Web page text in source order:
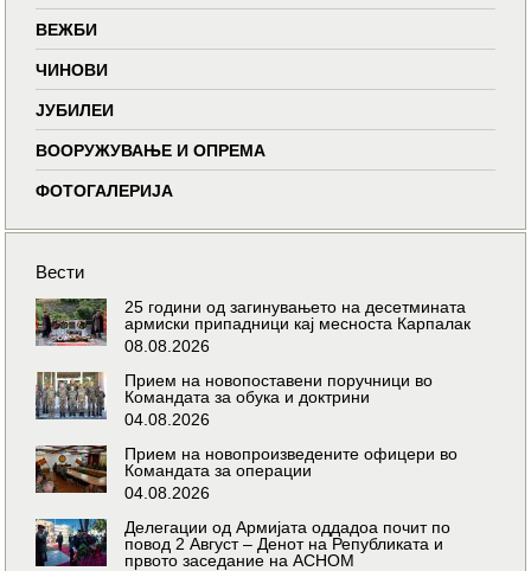
ВЕЖБИ
ЧИНОВИ
ЈУБИЛЕИ
ВООРУЖУВАЊЕ И ОПРЕМА
ФОТОГАЛЕРИЈА
Вести
25 години од загинувањето на десетмината
армиски припадници кај месноста Карпалак
08.08.2026
Прием на новопоставени поручници во
Командата за обука и доктрини
04.08.2026
Прием на новопроизведените офицери во
Командата за операции
04.08.2026
Делегации од Армијата оддадоа почит по
повод 2 Август – Денот на Републиката и
првото заседание на АСНОМ